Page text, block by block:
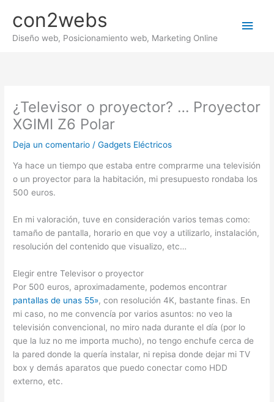
contenido
con2webs
Diseño web, Posicionamiento web, Marketing Online
¿Televisor o proyector? … Proyector
XGIMI Z6 Polar
Deja un comentario /Gadgets Eléctricos
Ya hace un tiempo que estaba entre comprarme una televisión
o un proyector para la habitación, mi presupuesto rondaba los
500 euros.
En mi valoración, tuve en consideración varios temas como:
tamaño de pantalla, horario en que voy a utilizarlo, instalación,
resolución del contenido que visualizo, etc…
Elegir entre Televisor o proyector
Por 500 euros, aproximadamente, podemos encontrar
pantallas de unas 55», con resolución 4K, bastante finas. En
mi caso, no me convencía por varios asuntos: no veo la
televisión convencional, no miro nada durante el día (por lo
que la luz no me importa mucho), no tengo enchufe cerca de
la pared donde la quería instalar, ni repisa donde dejar mi TV
box y demás aparatos que puedo conectar como HDD
externo, etc.